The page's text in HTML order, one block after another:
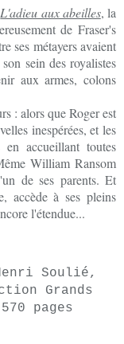
L'adieu aux abeilles, la
de Fraser's
ses métayers avaient
sein des royalistes
aux armes, colons
: alors que Roger est
inespérées, et les
en accueillant toutes
William Ransom
de ses parents. Et
accède à ses pleins
l'étendue...
Soulié,
Grands
pages